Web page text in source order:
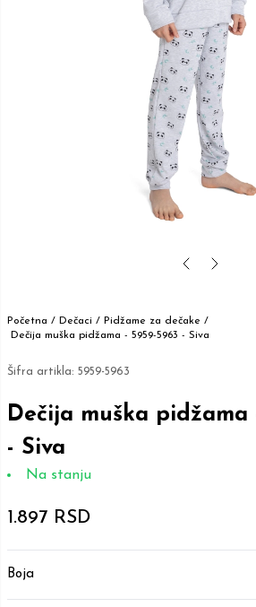
Početna / Dečaci / Pidžame za dečake /
Dečija muška pidžama - 5959-5963 - Siva
Šifra artikla: 5959-5963
Dečija muška pidžama
- Siva
Na stanju
1.897 RSD
Boja